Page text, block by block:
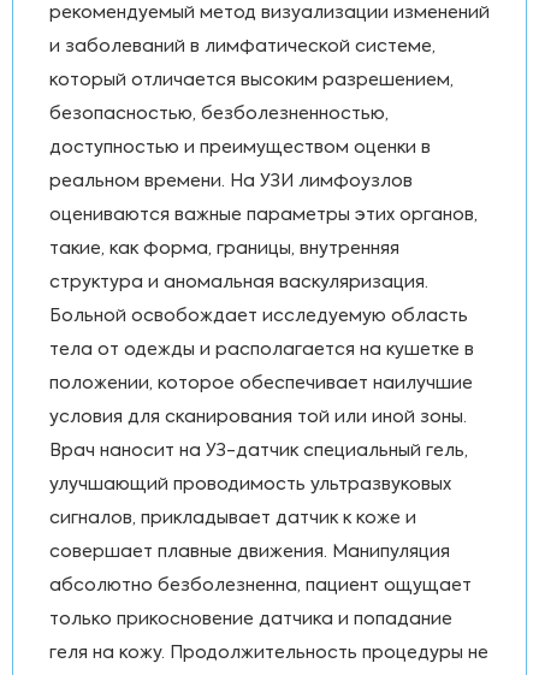
рекомендуемый метод визуализации изменений
и заболеваний в лимфатической системе,
который отличается высоким разрешением,
безопасностью, безболезненностью,
доступностью и преимуществом оценки в
реальном времени. На УЗИ лимфоузлов
оцениваются важные параметры этих органов,
такие, как форма, границы, внутренняя
структура и аномальная васкуляризация.
Больной освобождает исследуемую область
тела от одежды и располагается на кушетке в
положении, которое обеспечивает наилучшие
условия для сканирования той или иной зоны.
Врач наносит на УЗ-датчик специальный гель,
улучшающий проводимость ультразвуковых
сигналов, прикладывает датчик к коже и
совершает плавные движения. Манипуляция
абсолютно безболезненна, пациент ощущает
только прикосновение датчика и попадание
геля на кожу. Продолжительность процедуры не